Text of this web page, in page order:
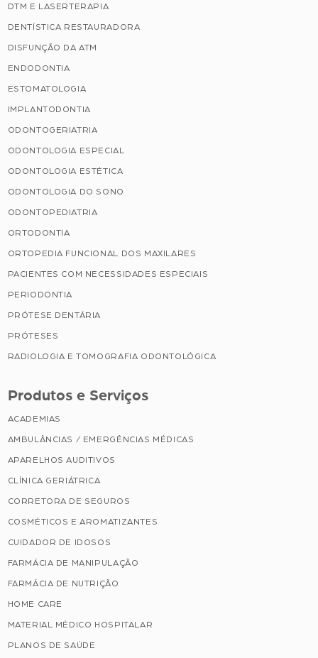
DTM E LASERTERAPIA
DENTÍSTICA RESTAURADORA
DISFUNÇÃO DA ATM
ENDODONTIA
ESTOMATOLOGIA
IMPLANTODONTIA
ODONTOGERIATRIA
ODONTOLOGIA ESPECIAL
ODONTOLOGIA ESTÉTICA
ODONTOLOGIA DO SONO
ODONTOPEDIATRIA
ORTODONTIA
ORTOPEDIA FUNCIONAL DOS MAXILARES
PACIENTES COM NECESSIDADES ESPECIAIS
PERIODONTIA
PRÓTESE DENTÁRIA
PRÓTESES
RADIOLOGIA E TOMOGRAFIA ODONTOLÓGICA
Produtos e Serviços
ACADEMIAS
AMBULÂNCIAS / EMERGÊNCIAS MÉDICAS
APARELHOS AUDITIVOS
CLÍNICA GERIÁTRICA
CORRETORA DE SEGUROS
COSMÉTICOS E AROMATIZANTES
CUIDADOR DE IDOSOS
FARMÁCIA DE MANIPULAÇÃO
FARMÁCIA DE NUTRIÇÃO
HOME CARE
MATERIAL MÉDICO HOSPITALAR
PLANOS DE SAÚDE